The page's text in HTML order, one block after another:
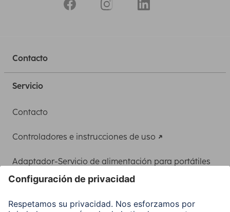
Contacto
Servicio
Contacto
Controladores e instrucciones de uso
Adaptador-Servicio de alimentación para portátiles